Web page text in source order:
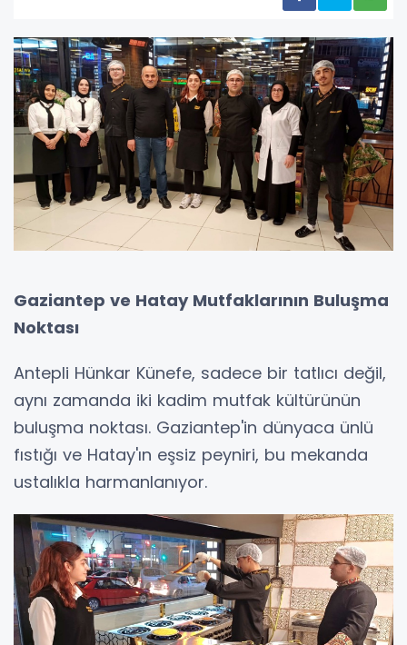
Gaziantep ve Hatay Mutfaklarının Buluşma
Noktası
Antepli Hünkar Künefe, sadece bir tatlıcı değil,
aynı zamanda iki kadim mutfak kültürünün
buluşma noktası. Gaziantep'in dünyaca ünlü
fıstığı ve Hatay'ın eşsiz peyniri, bu mekanda
ustalıkla harmanlanıyor.